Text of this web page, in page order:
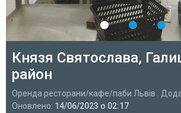
Князя Святослава,
район
Оренда ресторани/кафе/паби Львів .
Оновлено: 14/06/2023 о 02:17